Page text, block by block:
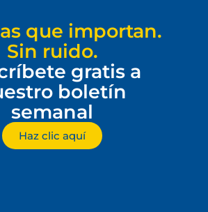
que importan.
Sin ruido.
gratis a
boletín
semanal
Haz clic aquí